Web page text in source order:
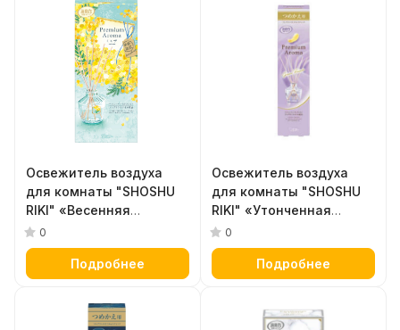
Освежитель воздуха
для комнаты "SHOSHU
RIKI" «Весенняя
мимоза» (стеклянный
флакон + наполнитель +
палочки) 50 мл
0
Подробнее
Освежитель воздуха
для комнаты "SHOSHU
RIKI" «Утонченная
красота» (сменная
упаковка - наполнитель
50 мл + палочки) 50 мл
0
Подробнее